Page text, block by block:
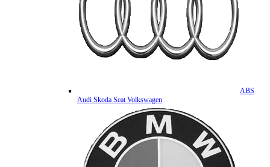
ABS
Audi Skoda Seat Volkswagen